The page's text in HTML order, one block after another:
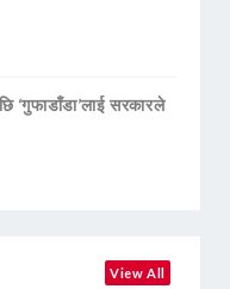
सरकारले
View All